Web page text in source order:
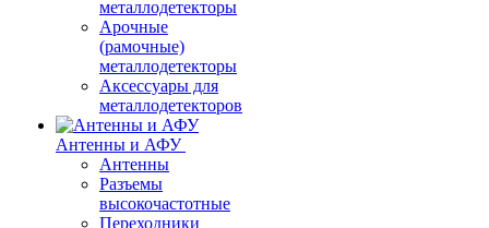
металлодетекторы
Арочные
(рамочные)
металлодетекторы
Аксессуары для
металлодетекторов
Антенны и АФУ
Антенны
Разъемы
высокочастотные
Переходники